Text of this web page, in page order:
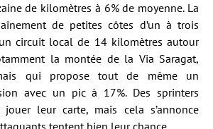
de kilomètres à 6% de moyenne. La
de petites côtes d’un à trois
circuit local de 14 kilomètres autour
la montée de la Via Saragat,
qui propose tout de même un
avec un pic à 17%. Des sprinters
leur carte, mais cela s’annonce
tentent bien leur chance.